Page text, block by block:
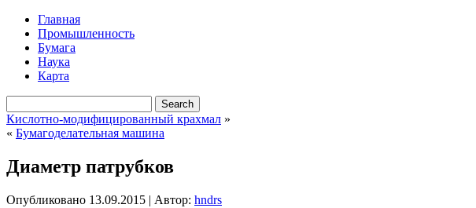
Главная
Промышленность
Бумага
Наука
Карта
Кислотно-модифицированный крахмал »
« Бумагоделательная машина
Диаметр патрубков
Опубликовано 13.09.2015 | Автор: hndrs